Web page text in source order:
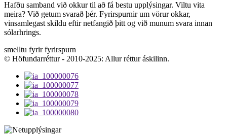
Hafðu samband við okkur til að fá bestu upplýsingar. Viltu vita
meira? Við getum svarað þér. Fyrirspurnir um vörur okkar,
vinsamlegast skildu eftir netfangið þitt og við munum svara innan
sólarhrings.
smelltu fyrir fyrirspurn
© Höfundarréttur - 2010-2025: Allur réttur áskilinn.